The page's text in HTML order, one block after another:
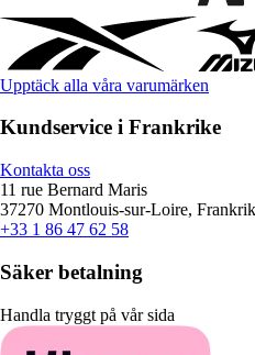
Upptäck alla våra varumärken
Kundservice i Frankrike
Kontakta oss
11 rue Bernard Maris
37270 Montlouis-sur-Loire,
+33 1 86 47 62 58
Säker betalning
Handla tryggt på vår sida